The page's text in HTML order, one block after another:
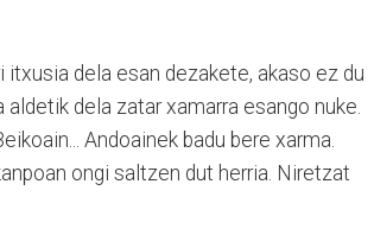
itxusia dela esan dezakete, akaso ez du
dela zatar xamarra esango nuke.
Andoainek badu bere xarma.
ongi saltzen dut herria. Niretzat